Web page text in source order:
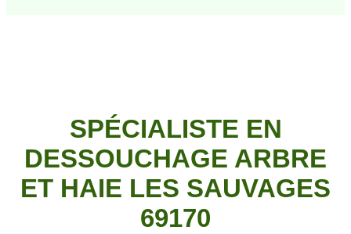
SPÉCIALISTE EN
DESSOUCHAGE ARBRE
ET HAIE LES SAUVAGES
69170